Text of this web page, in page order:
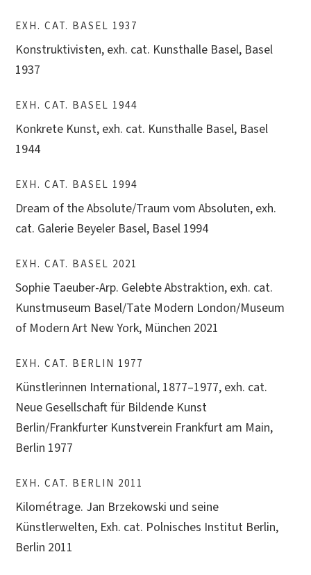
EXH. CAT. BASEL 1937
Konstruktivisten, exh. cat. Kunsthalle Basel, Basel
1937
EXH. CAT. BASEL 1944
Konkrete Kunst, exh. cat. Kunsthalle Basel, Basel
1944
EXH. CAT. BASEL 1994
Dream of the Absolute/Traum vom Absoluten, exh.
cat. Galerie Beyeler Basel, Basel 1994
EXH. CAT. BASEL 2021
Sophie Taeuber-Arp. Gelebte Abstraktion, exh. cat.
Kunstmuseum Basel/Tate Modern London/Museum
of Modern Art New York, München 2021
EXH. CAT. BERLIN 1977
Künstlerinnen International, 1877–1977, exh. cat.
Neue Gesellschaft für Bildende Kunst
Berlin/Frankfurter Kunstverein Frankfurt am Main,
Berlin 1977
EXH. CAT. BERLIN 2011
Kilométrage. Jan Brzekowski und seine
Künstlerwelten, Exh. cat. Polnisches Institut Berlin,
Berlin 2011